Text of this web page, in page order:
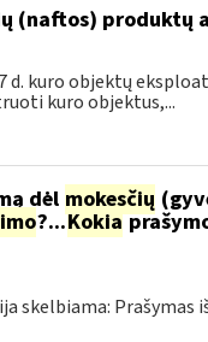
(naftos) produktų
d. kuro objektų
kuro objektus,...
dėl mokesčių
?...Kokia
skelbiama: Prašymas